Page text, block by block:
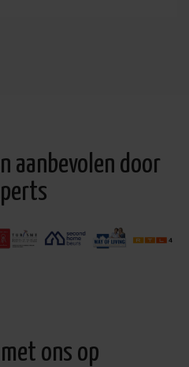
aanbevolen door
ons op